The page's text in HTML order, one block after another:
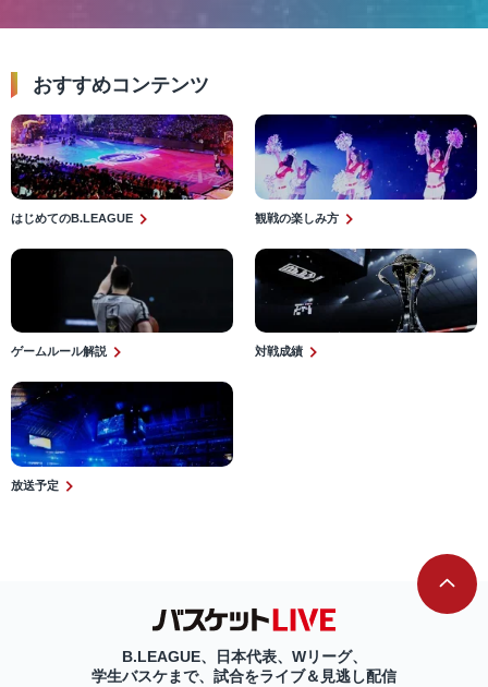
おすすめコンテンツ​
はじめてのB.LEAGUE 観戦の楽しみ方
ゲームルール解説 対戦成績
放送予定
B.LEAGUE、日本代表、Wリーグ、
学生バスケまで、試合をライブ＆見逃し配信